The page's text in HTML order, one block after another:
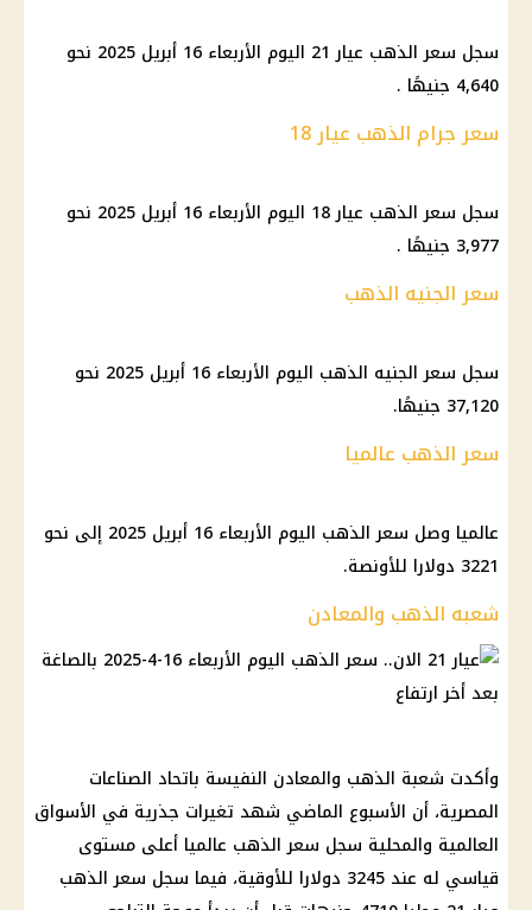
سجل سعر الذهب عيار 21 اليوم الأربعاء 16 أبريل 2025 نحو
4,640 جنيهًا .
سعر جرام الذهب عيار 18
سجل سعر الذهب عيار 18 اليوم الأربعاء 16 أبريل 2025 نحو
3,977 جنيهًا .
سعر الجنيه الذهب
سجل سعر الجنيه الذهب اليوم الأربعاء 16 أبريل 2025 نحو
37,120 جنيهًا.
سعر الذهب عالميا
عالميا وصل سعر الذهب اليوم الأربعاء 16 أبريل 2025 إلى نحو
3221 دولارا للأونصة.
شعبه الذهب والمعادن
وأكدت شعبة الذهب والمعادن النفيسة باتحاد الصناعات
المصرية، أن الأسبوع الماضي شهد تغيرات جذرية في الأسواق
العالمية والمحلية سجل سعر الذهب عالميا أعلى مستوى
قياسي له عند 3245 دولارا للأوقية، فيما سجل سعر الذهب